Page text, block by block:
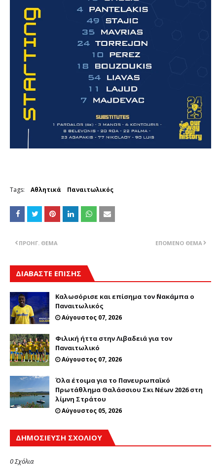
Tags: Αθλητικά Παναιτωλικός
ΕΠΌΜΕΝΟ ΘΈΜΑ
ΠΡΟΗΓ. ΘΈΜΑ
ΔΙΑΒΑΣΤΕ ΕΠΙΣΗΣ
Καλωσόρισε και επίσημα τον ΄Νακάμπα ο
Παναιτωλικός
Αύγουστος 07, 2026
Φιλική ήττα στην Λιβαδειά για τον
Παναιτωλικό
Αύγουστος 07, 2026
Όλα έτοιμα για το Πανευρωπαϊκό
Πρωτάθλημα Θαλάσσιου Σκι Νέων 2026 στη
λίμνη Στράτου
Αύγουστος 05, 2026
ΔΗΜΟΣΊΕΥΣΗ ΣΧΟΛΊΟΥ
0 Σχόλια